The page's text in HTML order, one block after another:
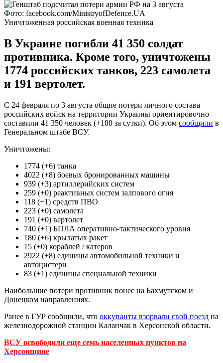
Фото: facebook.com/MinistryofDefence.UA
Уничтоженная российская военная техника
В Украине погибли 41 350 солдат
противника. Кроме того, уничтожены
1774 российских танков, 223 самолета
и 191 вертолет.
С 24 февраля по 3 августа общие потери личного состава
российских войск на территории Украины ориентировочно
составили 41 350 человек (+180 за сутки). Об этом сообщили в
Генеральном штабе ВСУ.
Уничтожены:
1774 (+6) танка
4022 (+8) боевых бронированных машины
939 (+3) артиллерийских систем
259 (+0) реактивных систем залпового огня
118 (+1) средств ПВО
223 (+0) самолета
191 (+0) вертолет
740 (+1) БПЛА оперативно-тактического уровня
180 (+6) крылатых ракет
15 (+0) кораблей / катеров
2922 (+8) единицы автомобильной техники и
автоцистерн
83 (+1) единицы специальной техники
Наибольшие потери противник понес на Бахмутском и
Донецком направлениях.
Ранее в ГУР сообщили, что оккупанты взорвали свой поезд на
железнодорожной станции Каланчак в Херсонской области.
ВСУ освободили еще семь населенных пунктов на
Херсонщине